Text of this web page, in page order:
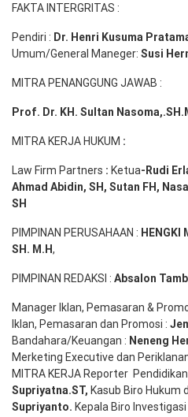
FAKTA INTERGRITAS :
Pendiri : Dr. Henri Kusuma
Umum/General Maneger: Susi
MITRA PENANGGUNG JAWAB :
Prof. Dr. KH. Sultan
MITRA KERJA HUKUM :
Law Firm Partners : Ketua-Rudi
Ahmad Abidin, SH, Sutan FH,
SH
PIMPINAN PERUSAHAAN : HENGKI
SH. M.H,
PIMPINAN REDAKSI : Absalon
Manager Iklan, Pemasaran &
Iklan, Pemasaran dan Promosi :
Bandahara/Keuangan : Neneng
Merketing Executive dan
MITRA KERJA Reporter Pendidikan
Supriyatna.ST, Kasub Biro Hukum
Supriyanto. Kepala Biro